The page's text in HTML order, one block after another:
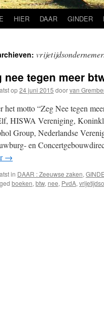
HIER DAAR GINDER
nee tegen meer
op24 juni 2015 doorvan
het motto “Zeg Nee tegen
HISWA Vereniging,
Group, Nederlandse
en
→
in DAAR : Zeeuwse zaken,
boeken, btw, nee, PvdA,